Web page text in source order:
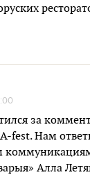
за
fest. Нам
Алла